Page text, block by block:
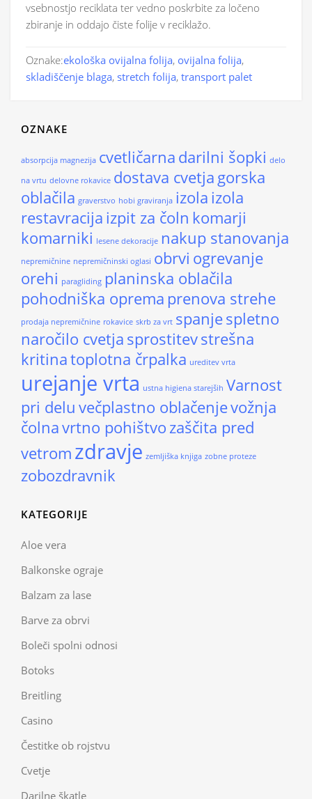
vsebnostjo reciklata ter vedno poskrbite za ločeno
zbiranje in oddajo čiste folije v reciklažo.
Oznake:ekološka ovijalna folija, ovijalna folija,
skladiščenje blaga, stretch folija, transport palet
OZNAKE
absorpcija magnezija cvetličarna darilni šopki delo
na vrtu delovne rokavice dostava cvetja gorska
oblačila graverstvo hobi graviranja izola izola
restavracija izpit za čoln komarji
komarniki lesene dekoracije nakup stanovanja
nepremičnine nepremičninski oglasi obrvi ogrevanje
orehi paragliding planinska oblačila
pohodniška oprema prenova strehe
prodaja nepremičnine rokavice skrb za vrt spanjespletno
naročilo cvetja sprostitevstrešna
kritinatoplotna črpalka ureditev vrta
urejanje vrta ustna higiena starejših Varnost
pri delu večplastno oblačenjevožnja
čolnavrtno pohištvo zaščita pred
vetrom zdravje zemljiška knjiga zobne proteze
zobozdravnik
KATEGORIJE
Aloe vera
Balkonske ograje
Balzam za lase
Barve za obrvi
Boleči spolni odnosi
Botoks
Breitling
Casino
Čestitke ob rojstvu
Cvetje
Darilne škatle